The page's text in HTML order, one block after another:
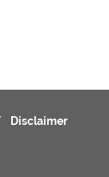
Disclaimer